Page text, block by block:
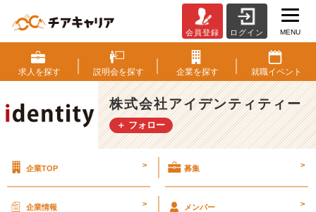
活
対
策：
面
接
時
す
会員登録 ログイン MENU
求人を探す 説明会を探す 企業を探す 就職イベント
株式会社アイデンティティー
＋ フォロー
企業TOP > 募集 >
企業情報 > メンバー >